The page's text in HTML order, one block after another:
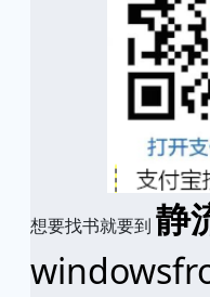
想要找书就要到 静